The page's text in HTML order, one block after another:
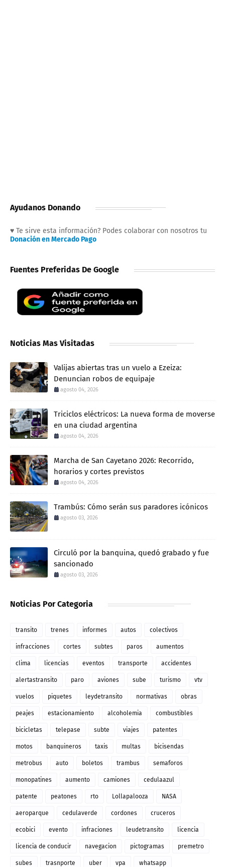
Ayudanos Donando
♥ Te sirve esta información? Podes colaborar con nosotros tu
Donación en Mercado Pago
Fuentes Preferidas De Google
Noticias Mas Visitadas
Valijas abiertas tras un vuelo a Ezeiza:
Denuncian robos de equipaje
agosto 04, 2026
Triciclos eléctricos: La nueva forma de moverse
en una ciudad argentina
agosto 04, 2026
Marcha de San Cayetano 2026: Recorrido,
horarios y cortes previstos
agosto 04, 2026
Trambús: Cómo serán sus paradores icónicos
agosto 03, 2026
Circuló por la banquina, quedó grabado y fue
sancionado
agosto 03, 2026
Noticias Por Categoria
transito trenes informes autos colectivos
infracciones cortes subtes paros aumentos
clima licencias eventos transporte accidentes
alertastransito paro aviones sube turismo vtv
vuelos piquetes leydetransito normativas obras
peajes estacionamiento alcoholemia combustibles
bicicletas telepase subte viajes patentes
motos banquineros taxis multas bicisendas
metrobus auto boletos trambus semaforos
monopatines aumento camiones cedulaazul
patente peatones rto Lollapalooza NASA
aeroparque cedulaverde cordones cruceros
ecobici evento infraciones leudetransito licencia
licencia de conducir navegacion pictogramas premetro
subes trasnporte uber vpa whatsapp